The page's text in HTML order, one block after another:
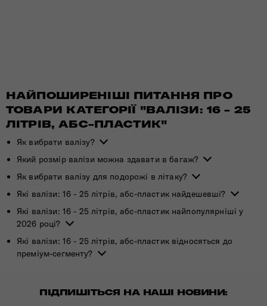
НАЙПОШИРЕНІШІ ПИТАННЯ ПРО
ТОВАРИ КАТЕГОРІЇ "ВАЛІЗИ: 16 - 25
ЛІТРІВ, АБС-ПЛАСТИК"
Як вибрати валізу?
Який розмір валізи можна здавати в багаж?
Як вибрати валізу для подорожі в літаку?
Які валізи: 16 - 25 літрів, абс-пластик найдешевші?
Які валізи: 16 - 25 літрів, абс-пластик найпопулярніші у
2026 році?
Які валізи: 16 - 25 літрів, абс-пластик відносяться до
преміум-сегменту?
ПІДПИШІТЬСЯ НА НАШІ НОВИНИ: